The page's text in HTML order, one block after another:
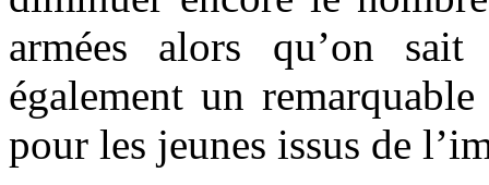
armées alors qu’on
également un
pour les jeunes issus de